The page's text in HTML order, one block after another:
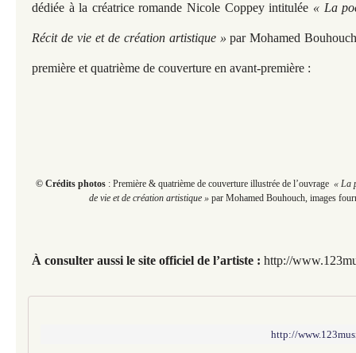
dédiée à la créatrice romande Nicole Coppey intitulée « La
Récit de vie et de création artistique » par Mohamed
première et quatrième de couverture en avant-première :
© Crédits photos : Première & quatrième de couverture illustrée de l’ouvrage « La
de vie et de création artistique » par Mohamed Bouhouch, images
À consulter aussi le site officiel de l’artiste : http://
http://